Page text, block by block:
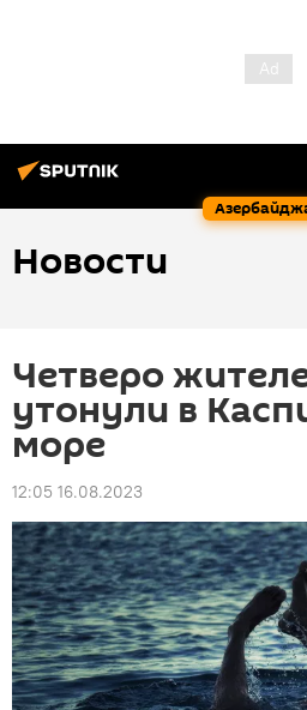
Новости
Четверо
утонули в
море
12:05 16.08.2023